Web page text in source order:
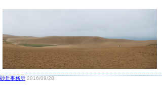
砂丘事務所 2016/09/28